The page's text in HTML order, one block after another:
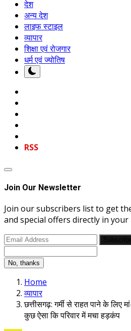
देश
अन्य देश
लाइफ स्टाइल
व्यापार
शिक्षा एवं रोजगार
धर्म एवं ज्योतिष
RSS
Join Our Newsletter
Join our subscribers list to get
and special offers directly in
No, thanks
Home
व्यापार
छत्तीसगढ़: गर्मी से राहत पाने के लिए
कुछ ऐसा कि परिवार में मचा हड़कंप